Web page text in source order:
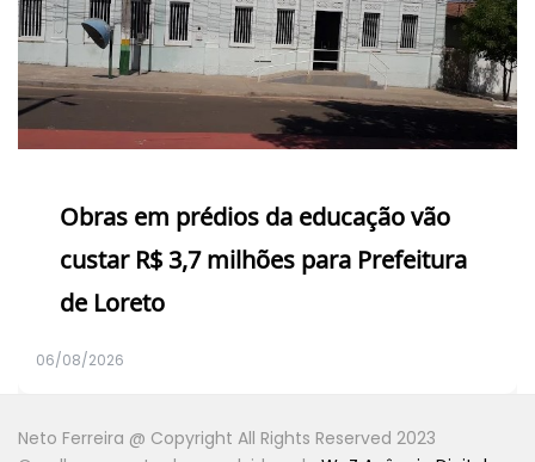
Obras em prédios da educação vão
custar R$ 3,7 milhões para Prefeitura
de Loreto
06/08/2026
Neto Ferreira @ Copyright All Rights Reserved 2023